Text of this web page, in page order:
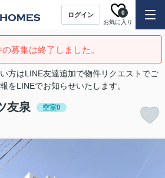
ログイン
お気に入り
0
募集は終了しました。
方はLINE友達追加で物件リクエストでご
をLINEでお知らせいたします。
友泉 空室0